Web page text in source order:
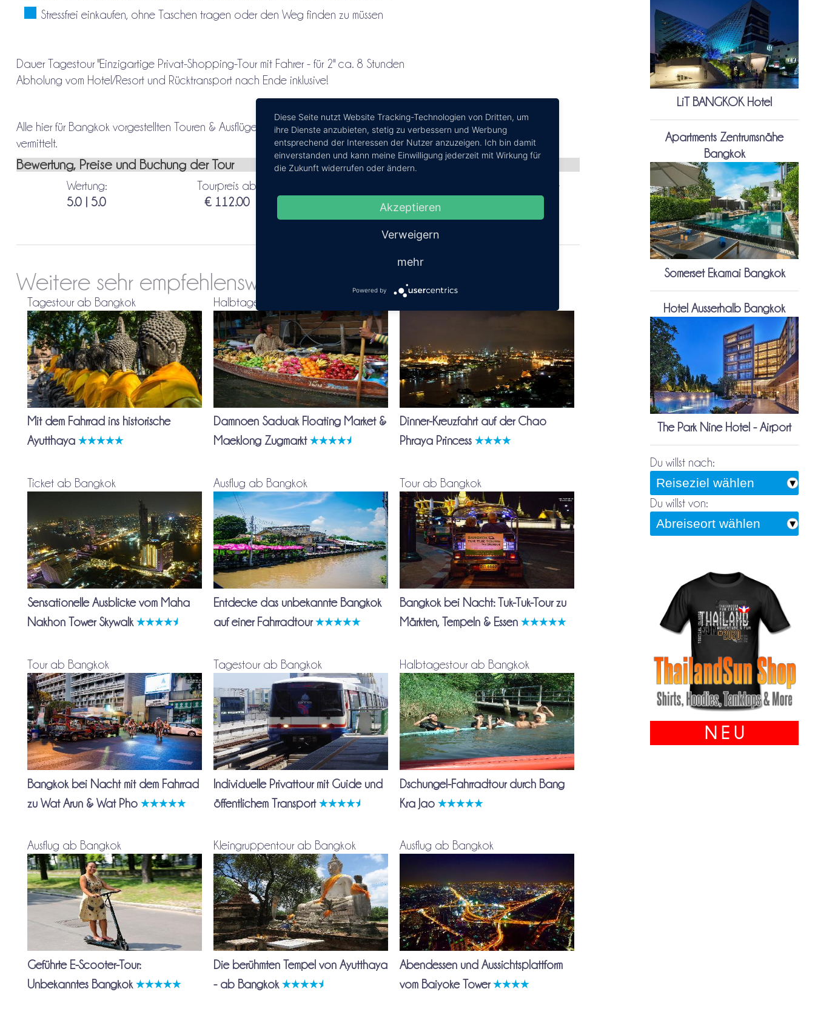
Stressfrei einkaufen, ohne Taschen tragen oder den Weg finden zu müssen
Dauer Tagestour "Einzigartige Privat-Shopping-Tour mit Fahrer - für 2" ca. 8 Stunden
Abholung vom Hotel/Resort und Rücktransport nach Ende inklusive!
Alle hier für Bangkok vorgestellten Touren & Ausflüge werden von unserem zuverlässigen PartnerGET YOUR GUIDE
vermittelt.
Bewertung, Preise und Buchung der Tour
Wertung:
5.0 | 5.0
Tourpreis ab:
€ 112.00
Evt. sind Sonderpreise
Weitere sehr empfehlenswerte Touren ab Bangkok
Tagestour ab Bangkok
Mit dem Fahrrad ins historische
Ayutthaya
Halbtagestour ab Bangkok
Damnoen Saduak Floating Market &
Maeklong Zugmarkt
Dinner-Kreuzfahrt auf der Chao
Phraya Princess
Ticket ab Bangkok
Sensationelle Ausblicke vom Maha
Nakhon Tower Skywalk
Ausflug ab Bangkok
Entdecke das unbekannte Bangkok
auf einer Fahrradtour
Tour ab Bangkok
Bangkok bei Nacht: Tuk-Tuk-Tour zu
Märkten, Tempeln & Essen
Tour ab Bangkok
Bangkok bei Nacht mit dem Fahrrad
zu Wat Arun & Wat Pho
Tagestour ab Bangkok
Individuelle Privattour mit Guide und
öffentlichem Transport
Halbtagestour ab Bangkok
Dschungel-Fahrradtour durch Bang
Kra Jao
Ausflug ab Bangkok
Geführte E-Scooter-Tour:
Unbekanntes Bangkok
Kleingruppentour ab Bangkok
Die berühmten Tempel von Ayutthaya
- ab Bangkok
Ausflug ab Bangkok
Abendessen und Aussichtsplattform
vom Baiyoke Tower
LiT BANGKOK Hotel
Apartments Zentrumsnähe
Bangkok
Somerset Ekamai Bangkok
Hotel Ausserhalb Bangkok
The Park Nine Hotel - Airport
Du willst nach:
Du willst von:
N E U
Diese Seite nutzt Website Tracking-Technologien von Dritten, um
ihre Dienste anzubieten, stetig zu verbessern und Werbung
entsprechend der Interessen der Nutzer anzuzeigen. Ich bin damit
einverstanden und kann meine Einwilligung jederzeit mit Wirkung für
die Zukunft widerrufen oder ändern.
Akzeptieren
Verweigern
mehr
Powered by